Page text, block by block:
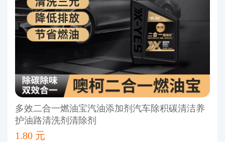
多效二合一燃油宝汽油添加剂汽车除积碳清洁养
护油路清洗剂清除剂
1.80 元